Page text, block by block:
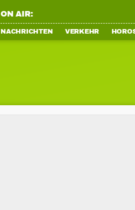
ON AIR:
NACHRICHTEN VERKEHR